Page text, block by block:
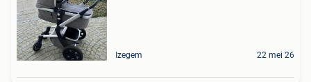
Izegem 22 mei 26